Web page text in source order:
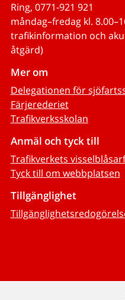
Ring, 0771-921 921
måndag–fredag kl.
trafikinformation och
åtgärd)
Mer om
Delegationen för
Färjerederiet
Trafikverksskolan
Anmäl och tyck till
Trafikverkets
Tyck till om webbplatsen
Tillgänglighet